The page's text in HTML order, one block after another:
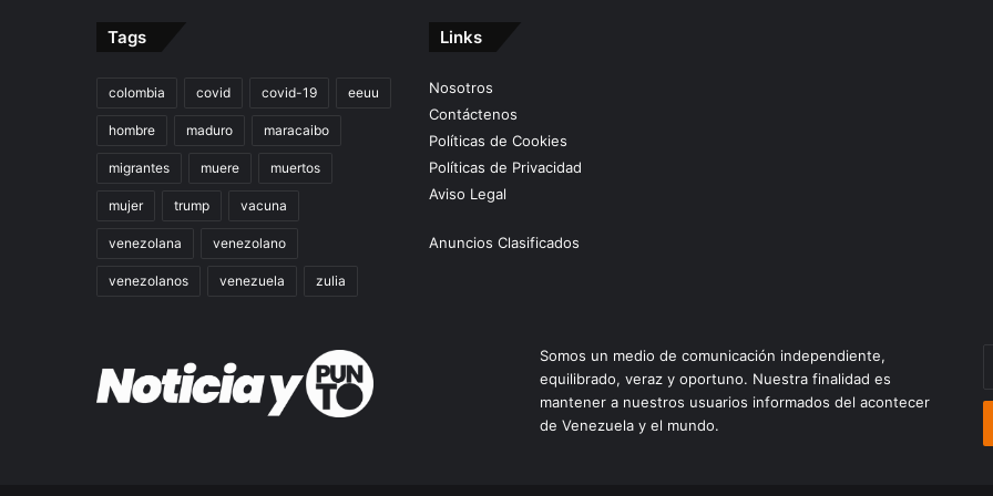
Tags
colombia covid covid-19 eeuu
hombre maduro maracaibo
migrantes muere muertos
mujer trump vacuna
venezolana venezolano
venezolanos venezuela zulia
Links
Nosotros
Contáctenos
Políticas de Cookies
Políticas de Privacidad
Aviso Legal
Anuncios Clasificados
Somos un medio de comunicación independiente,
equilibrado, veraz y oportuno. Nuestra finalidad es
mantener a nuestros usuarios informados del acontecer
de Venezuela y el mundo.